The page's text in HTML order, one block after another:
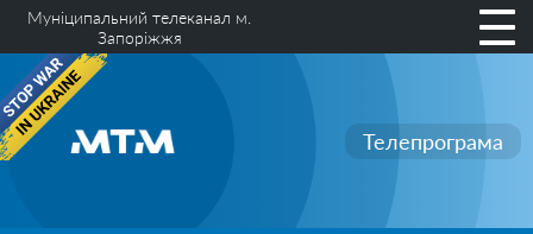
Муніципальний телеканал м.
Запоріжжя
Телепрограма